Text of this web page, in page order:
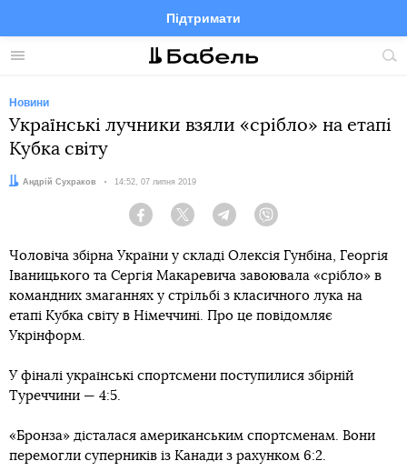
Меню
Підтримати
FacebookTelegramTwitter
Новини
Українські лучники взяли «срібло» на етапі
Кубка світу
Автор:
Андрій Сухраков Дата:
14:52, 07 липня 2019
Facebook Twitter Telegram
Чоловіча збірна України у складі Олексія Гунбіна, Георгія
Іваницького та Сергія Макаревича завоювала «срібло» в
командних змаганнях у стрільбі з класичного лука на
етапі Кубка світу в Німеччині. Про це повідомляє
Укрінформ.
У фіналі українські спортсмени поступилися збірній
Туреччини — 4:5.
«Бронза» дісталася американським спортсменам. Вони
перемогли суперників із Канади з рахунком 6:2.